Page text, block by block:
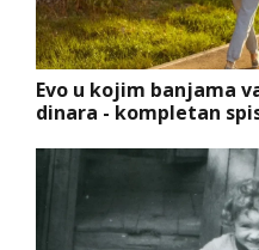
Evo u kojim banjama
dinara - kompletan